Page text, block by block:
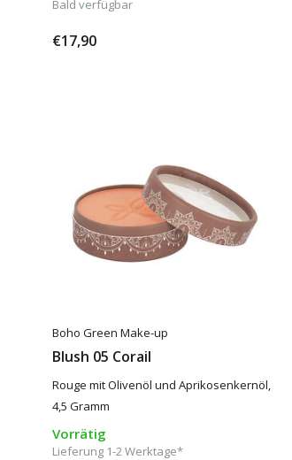
Bald verfügbar
€17,90
Boho Green Make-up
Blush 05 Corail
Rouge mit Olivenöl und Aprikosenkernöl,
4,5 Gramm
Vorrätig
Lieferung 1-2 Werktage*